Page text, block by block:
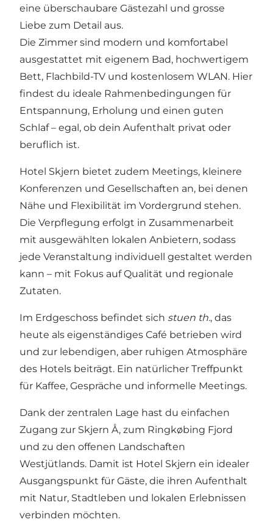
eine überschaubare Gästezahl und grosse
Liebe zum Detail aus.
Die Zimmer sind modern und komfortabel
ausgestattet mit eigenem Bad, hochwertigem
Bett, Flachbild-TV und kostenlosem WLAN. Hier
findest du ideale Rahmenbedingungen für
Entspannung, Erholung und einen guten
Schlaf – egal, ob dein Aufenthalt privat oder
beruflich ist.
Hotel Skjern bietet zudem Meetings, kleinere
Konferenzen und Gesellschaften an, bei denen
Nähe und Flexibilität im Vordergrund stehen.
Die Verpflegung erfolgt in Zusammenarbeit
mit ausgewählten lokalen Anbietern, sodass
jede Veranstaltung individuell gestaltet werden
kann – mit Fokus auf Qualität und regionale
Zutaten.
Im Erdgeschoss befindet sich stuen th., das
heute als eigenständiges Café betrieben wird
und zur lebendigen, aber ruhigen Atmosphäre
des Hotels beiträgt. Ein natürlicher Treffpunkt
für Kaffee, Gespräche und informelle Meetings.
Dank der zentralen Lage hast du einfachen
Zugang zur Skjern Å, zum Ringkøbing Fjord
und zu den offenen Landschaften
Westjütlands. Damit ist Hotel Skjern ein idealer
Ausgangspunkt für Gäste, die ihren Aufenthalt
mit Natur, Stadtleben und lokalen Erlebnissen
verbinden möchten.